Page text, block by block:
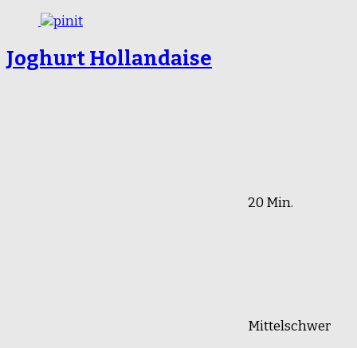
Joghurt Hollandaise
20 Min.
Mittelschwer